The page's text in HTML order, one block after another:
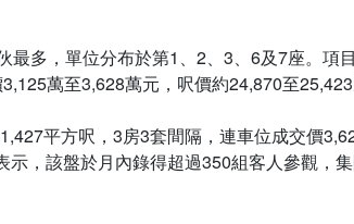
多，單位分布於第1、2、3、6及7座。
萬至3,628萬元，呎價約24,870至25,423
平方呎，3房3套間隔，連車位成交價
，該盤於月內錄得超過350組客人參觀，